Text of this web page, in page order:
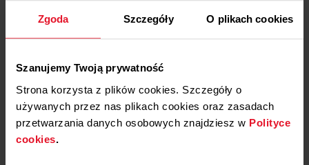
Zgoda Szczegóły O plikach cookies
Szanujemy Twoją prywatność
Strona korzysta z plików cookies. Szczegóły o
używanych przez nas plikach cookies oraz zasadach
przetwarzania danych osobowych znajdziesz w Polityce
cookies.
Plikido pobrania
Deklaracja zgodności
Deklaracja zgodności Pobierz